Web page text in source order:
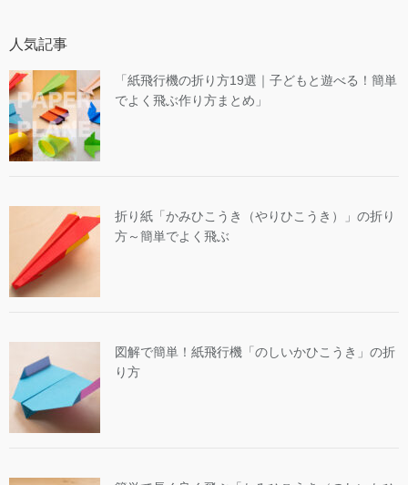
人気記事
「紙飛行機の折り方19選｜子どもと遊べる！簡単
でよく飛ぶ作り方まとめ」
折り紙「かみひこうき（やりひこうき）」の折り
方～簡単でよく飛ぶ
図解で簡単！紙飛行機「のしいかひこうき」の折
り方